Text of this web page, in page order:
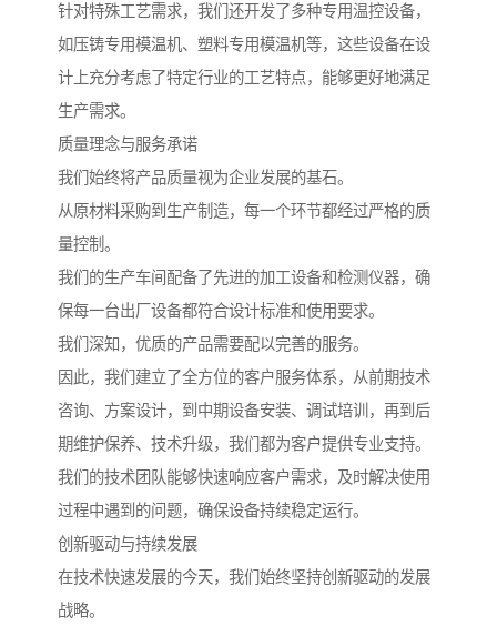
针对特殊工艺需求，我们还开发了多种专用温控设备，
如压铸专用模温机、塑料专用模温机等，这些设备在设
计上充分考虑了特定行业的工艺特点，能够更好地满足
生产需求。
质量理念与服务承诺
我们始终将产品质量视为企业发展的基石。
从原材料采购到生产制造，每一个环节都经过严格的质
量控制。
我们的生产车间配备了先进的加工设备和检测仪器，确
保每一台出厂设备都符合设计标准和使用要求。
我们深知，优质的产品需要配以完善的服务。
因此，我们建立了全方位的客户服务体系，从前期技术
咨询、方案设计，到中期设备安装、调试培训，再到后
期维护保养、技术升级，我们都为客户提供专业支持。
我们的技术团队能够快速响应客户需求，及时解决使用
过程中遇到的问题，确保设备持续稳定运行。
创新驱动与持续发展
在技术快速发展的今天，我们始终坚持创新驱动的发展
战略。